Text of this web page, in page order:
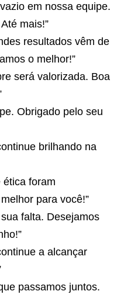
em nossa equipe.
mais!”
resultados vêm de
o melhor!”
será valorizada. Boa
Obrigado pelo seu
brilhando na
ética foram
para você!”
falta. Desejamos
a alcançar
passamos juntos.